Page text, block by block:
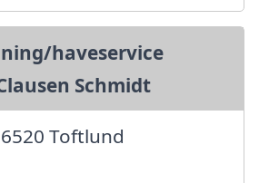
haveservice
Schmidt
Toftlund